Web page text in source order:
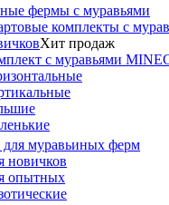
фермы с муравьями
комплекты с
Хит продаж
с муравьями
муравьиных ферм
новичков
опытных